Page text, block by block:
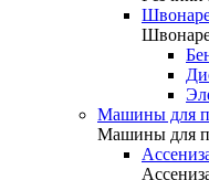
Машины для
Машины для